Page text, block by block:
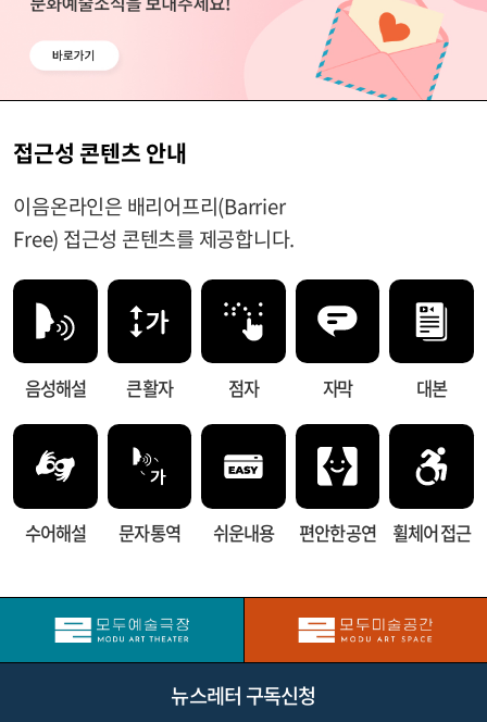
접근성 콘텐츠 안내
이음온라인은 배리어프리(Barrier
Free) 접근성 콘텐츠를 제공합니다.
음성해설 큰 활자 점자 자막 대본
수어해설 문자 통역 쉬운내용 편안한 공연 휠체어 접근
뉴스레터 구독신청